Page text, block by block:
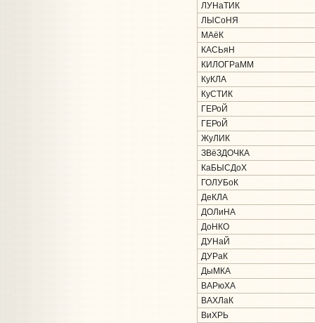
ЛУНаТИК
ЛЫСоНЯ
МАёК
КАСЬяН
КИЛОГРаММ
КуКЛА
КуСТИК
ГЕРоЙ
ГЕРоЙ
ЖуЛИК
ЗВёЗДОЧКА
КаБЫСДоХ
ГОЛУБоК
ДеКЛА
ДОЛиНА
ДоНКО
ДУНаЙ
ДУРаК
ДыМКА
ВАРюХА
ВАХЛаК
ВиХРЬ